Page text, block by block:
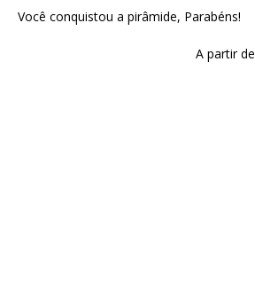
Você conquistou a pirâmide, Parabéns!
A partir de